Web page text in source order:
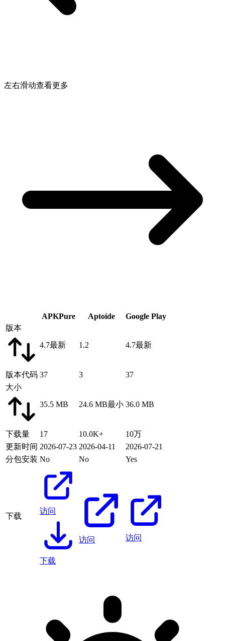
左右滑动查看更多
APKPure Aptoide
Google Play
版本
4.7最新 1.2 4.7最新
版本代码 37 3
37
大小
35.5 MB
24.6 MB最小 36.0 MB
下载量 17 10.0K+
10万
更新时间 2026-07-23 2026-04-11
2026-07-21
分包安装 No No Yes
下载
访问
下载
访问 访问